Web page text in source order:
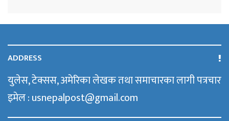
ADDRESS
युलेस, टेक्सस, अमेरिका लेखक तथा समाचारका लागी पत्रचार
इमेल : usnepalpost@gmail.com